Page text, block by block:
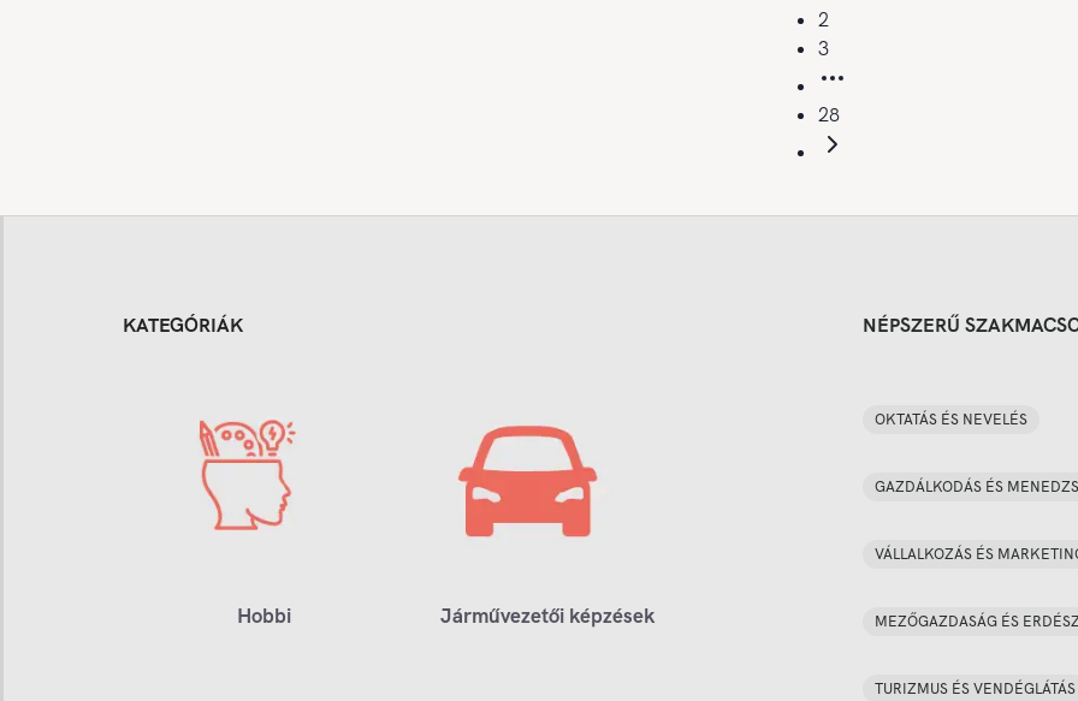
2
3
28
KATEGÓRIÁK
Hobbi Járművezetői képzések
NÉPSZERŰ
OKTATÁS ÉS NEVELÉS
GAZDÁLKODÁS ÉS
VÁLLALKOZÁS ÉS
MEZŐGAZDASÁG ÉS
TURIZMUS ÉS VENDÉGLÁTÁS